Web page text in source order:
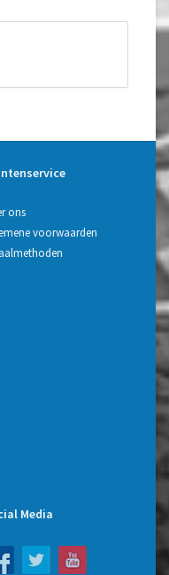
ons
voorwaarden
Media